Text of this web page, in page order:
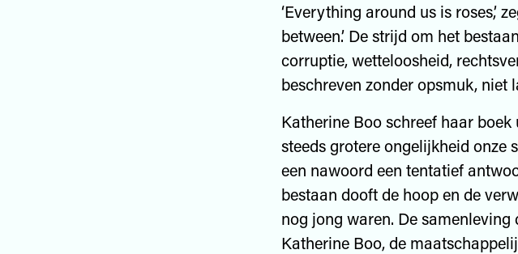
‘Everything around us is roses,’
between.’ De strijd om het
corruptie, wetteloosheid,
beschreven zonder opsmuk,
Katherine Boo schreef haar
steeds grotere ongelijkheid onze
een nawoord een tentatief
bestaan dooft de hoop en de
nog jong waren. De
Katherine Boo, de